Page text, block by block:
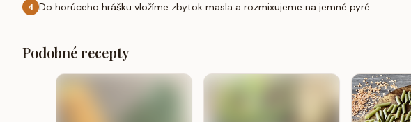
4 Do horúceho hrášku vložíme zbytok masla a rozmixujeme na jemné pyré.
Podobné recepty